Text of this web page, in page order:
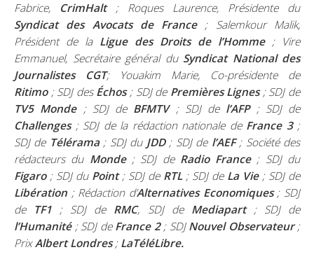
Fabrice, CrimHalt; Roques Laurence, Présidente du
Syndicat des Avocats de France; Salemkour Malik,
Président de la Ligue des Droits de l’Homme; Vire
Emmanuel, Secrétaire général du Syndicat National des
Journalistes CGT; Youakim Marie, Co-présidente de
Ritimo; SDJ desÉchos; SDJ de Premières Lignes; SDJ de
TV5 Monde; SDJ de BFMTV; SDJ de l’AFP; SDJ de
Challenges; SDJ de la rédaction nationale de France 3;
SDJ de Télérama; SDJ du JDD; SDJ de l’AEF; Société des
rédacteurs du Monde; SDJ de Radio France; SDJ du
Figaro; SDJ du Point; SDJ de RTL; SDJ de La Vie; SDJ de
Libération ; Rédaction d’Alternatives Economiques; SDJ
de TF1 ; SDJ de RMC, SDJ de Mediapart; SDJ de
l’Humanité; SDJ deFrance 2; SDJNouvel Observateur;
PrixAlbert Londres;LaTéléLibre.